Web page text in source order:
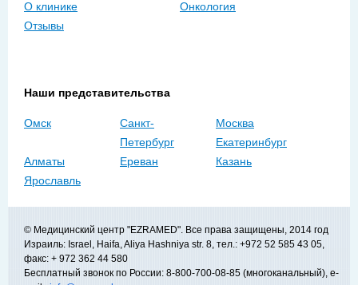
О клинике
Онкология
Отзывы
Наши представительства
Омск
Санкт-
Петербург
Москва
Екатеринбург
Алматы
Ереван
Казань
Ярославль
© Медицинский центр "EZRAMED". Все права защищены, 2014 год
Израиль: Israel, Haifa, Aliya Hashniya str. 8, тел.: +972 52 585 43 05,
факс: + 972 362 44 580
Бесплатный звонок по России: 8-800-700-08-85 (многоканальный), e-